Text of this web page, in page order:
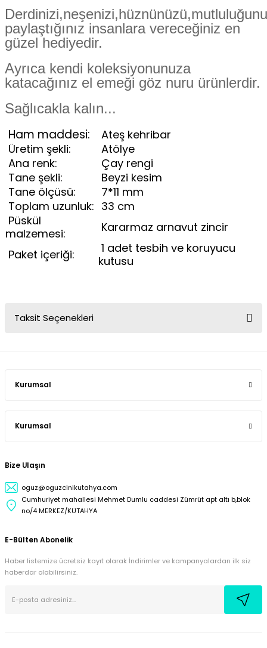
paylaştığınız insanlara vereceğiniz en
güzel hediyedir.
Ayrıca kendi koleksiyonunuza
katacağınız el emeği göz nuru ürünlerdir.
Sağlıcakla kalın...
Ham maddesi:
Ateş kehribar
Üretim şekli:
Atölye
Ana renk:
Çay rengi
Tane şekli:
Beyzi kesim
Tane ölçüsü:
7*11 mm
Toplam uzunluk: 33 cm
Püskül
malzemesi:
Kararmaz arnavut zincir
Paket içeriği:
1 adet tesbih ve koruyucu
kutusu
Taksit Seçenekleri
Kurumsal
Kurumsal
Bize Ulaşın
oguz@oguzcinikutahya.com
Cumhuriyet mahallesi Mehmet Dumlu caddesi Zümrüt apt altı b,blok
no/4 MERKEZ/KÜTAHYA
E-Bülten Abonelik
Haber listemize ücretsiz kayıt olarak İndirimler ve kampanyalardan ilk siz
haberdar olabilirsiniz.